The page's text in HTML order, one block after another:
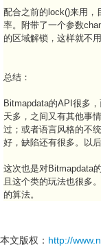
配合之前的lock()来用，
率。附带了一个参数
的区域解锁，这样就不
总结：
Bitmapdata的API很多
天多，之间又有其他事
过；或者语言风格的不
好，缺陷还有很多。以
这次也是对Bitmapdata
且这个类的玩法也很多
的算法。
本文版权： http://